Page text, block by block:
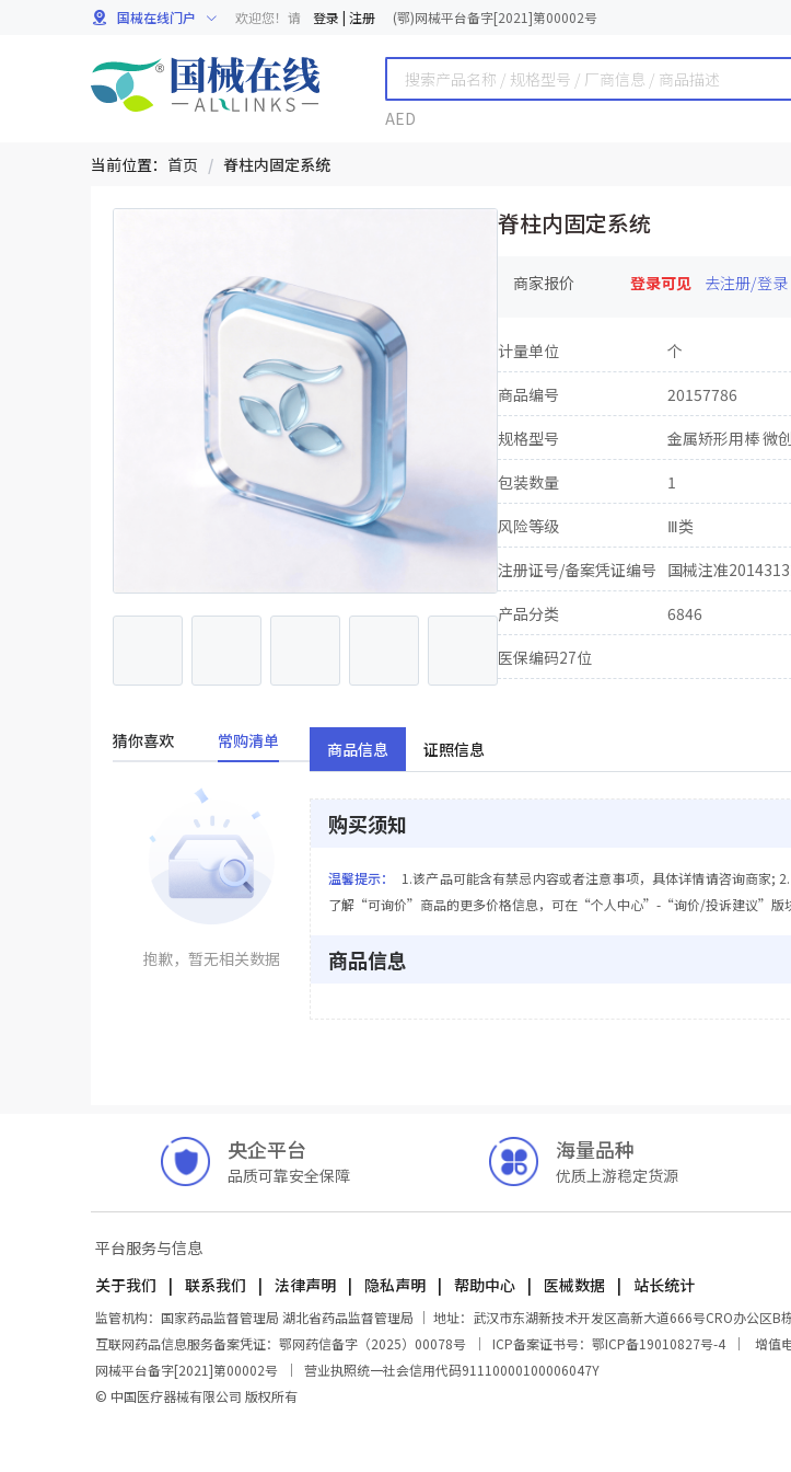
国械在线门户 欢迎您！请 登录 | 注册 (鄂)网械平台备字[2021]第00002号
AED
当前位置： 首页 / 脊柱内固定系统
脊柱内固定系统
商家报价 登录可见 去注册/登录
计量单位 个
商品编号
20157786
规格型号
包装数量
1
风险等级
Ⅲ类
注册证号/备案凭证编号 国械注准
产品分类
6846
医保编码27位
猜你喜欢 常购清单
抱歉，暂无相关数据
商品信息 证照信息
购买须知
温馨提示：
1.该产品可能含有禁忌内容或者注意事项，具体详情请咨询商家;
了解“可询价”商品的更多价格信息，可在“个人中心”-“询价/投诉建议”版块
商品信息
央企平台
品质可靠安全保障
海量品种
优质上游稳定货源
平台服务与信息
关于我们
联系我们 法律声明 隐私声明 帮助中心 医械数据 站长统计
监管机构：国家药品监督管理局 湖北省药品监督管理局 ｜ 地址：武汉市东湖新技术开发区高新大道666号CRO办公区B
互联网药品信息服务备案凭证：鄂网药信备字（2025）00078号
｜ ICP备案证书号：鄂ICP备19010827号-4 ｜ 增值
网械平台备字[2021]第00002号
｜ 营业执照统一社会信用代码91110000100006047Y
© 中国医疗器械有限公司 版权所有